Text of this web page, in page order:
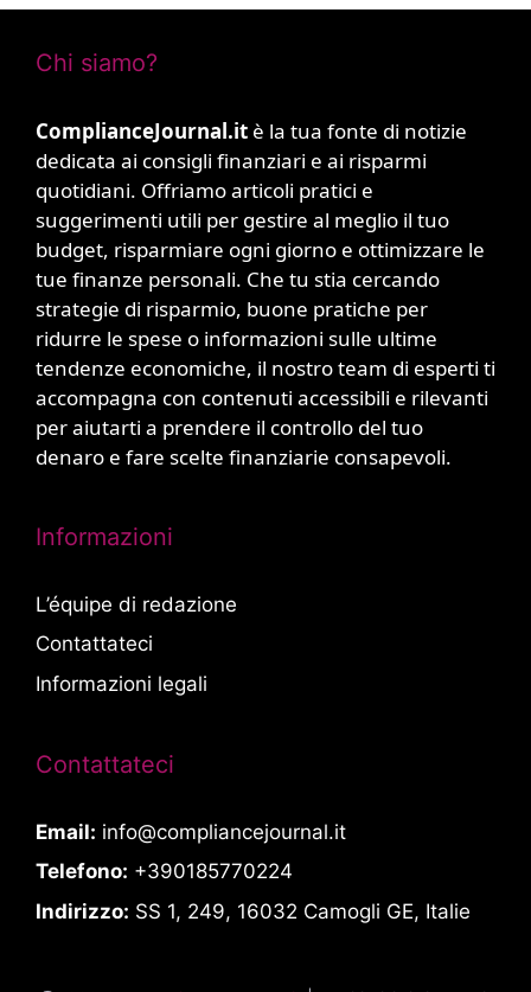
Chi siamo?
ComplianceJournal.it è la tua fonte di notizie
dedicata ai consigli finanziari e ai risparmi
quotidiani. Offriamo articoli pratici e
suggerimenti utili per gestire al meglio il tuo
budget, risparmiare ogni giorno e ottimizzare le
tue finanze personali. Che tu stia cercando
strategie di risparmio, buone pratiche per
ridurre le spese o informazioni sulle ultime
tendenze economiche, il nostro team di esperti ti
accompagna con contenuti accessibili e rilevanti
per aiutarti a prendere il controllo del tuo
denaro e fare scelte finanziarie consapevoli.
Informazioni
L’équipe di redazione
Contattateci
Informazioni legali
Contattateci
Email: info@compliancejournal.it
Telefono: +390185770224
Indirizzo: SS 1, 249, 16032 Camogli GE, Italie